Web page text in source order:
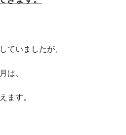
ていましたが、
は、
ます。